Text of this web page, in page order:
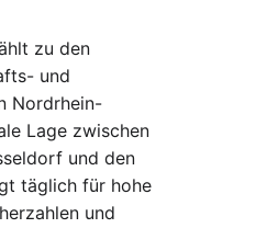
zu den
und
Nordrhein-
Lage zwischen
und den
täglich für hohe
und